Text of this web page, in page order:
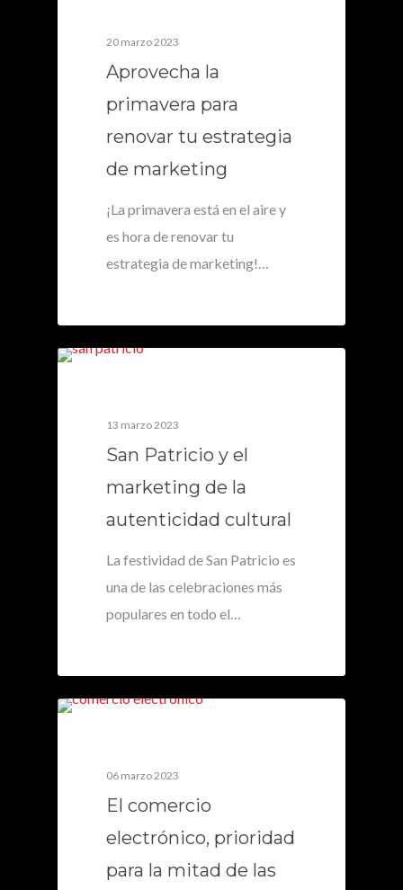
20 marzo 2023
Aprovecha la
primavera para
renovar tu estrategia
de marketing
¡La primavera está en el aire y
es hora de renovar tu
estrategia de marketing!…
13 marzo 2023
San Patricio y el
marketing de la
autenticidad cultural
La festividad de San Patricio es
una de las celebraciones más
populares en todo el…
06 marzo 2023
El comercio
electrónico, prioridad
para la mitad de las